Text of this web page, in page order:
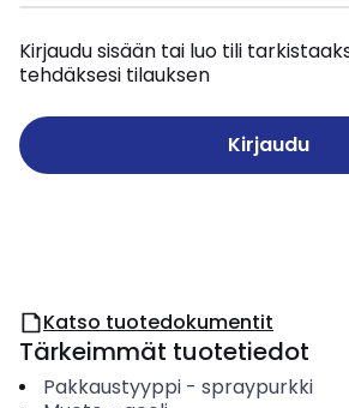
Kirjaudu sisään tai luo tili
tehdäksesi tilauksen
Kirjaudu
Katso tuotedokumentit
Tärkeimmät tuotetiedot
Pakkaustyyppi- spraypurkki